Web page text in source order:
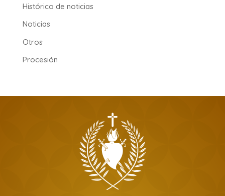
Histórico de noticias
Noticias
Otros
Procesión